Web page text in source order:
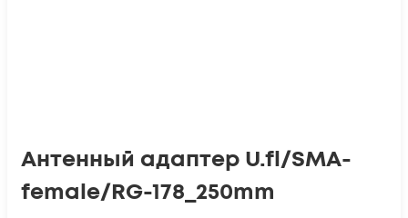
Антенный адаптер U.fl/SMA-
female/RG-178_250mm